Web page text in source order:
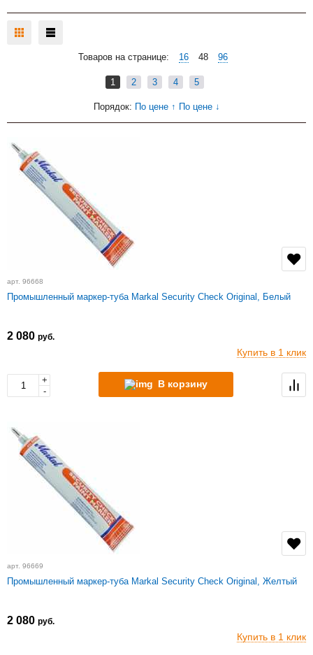
1 2 3 4 5
Порядок: По цене ↑ По цене ↓
Товаров на странице: 16 48 96
арт. 96668
Промышленный маркер-туба Markal Security Check Original, Белый
2 080 руб.
Купить в 1 клик
+
-
В корзину
арт. 96669
Промышленный маркер-туба Markal Security Check Original, Желтый
2 080 руб.
Купить в 1 клик